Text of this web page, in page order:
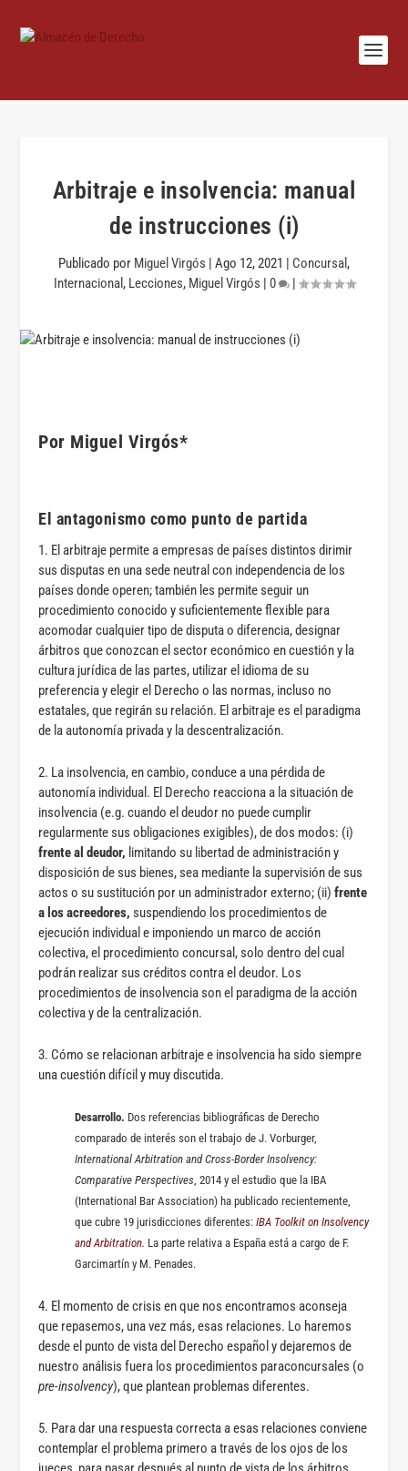
Arbitraje e insolvencia: manual
de instrucciones (i)
Publicado por Miguel Virgós | Ago 12, 2021 | Concursal ,
Internacional , Lecciones, Miguel Virgós | 0 |
Por Miguel Virgós*
El antagonismo como punto de partida
1. El arbitraje permite a empresas de países distintos dirimir
sus disputas en una sede neutral con independencia de los
países donde operen; también les permite seguir un
procedimiento conocido y suficientemente flexible para
acomodar cualquier tipo de disputa o diferencia, designar
árbitros que conozcan el sector económico en cuestión y la
cultura jurídica de las partes, utilizar el idioma de su
preferencia y elegir el Derecho o las normas, incluso no
estatales, que regirán su relación. El arbitraje es el paradigma
de la autonomía privada y la descentralización.
2. La insolvencia, en cambio, conduce a una pérdida de
autonomía individual. El Derecho reacciona a la situación de
insolvencia (e.g. cuando el deudor no puede cumplir
regularmente sus obligaciones exigibles), de dos modos: (i)
frente al deudor, limitando su libertad de administración y
disposición de sus bienes, sea mediante la supervisión de sus
actos o su sustitución por un administrador externo; (ii)frente
a los acreedores, suspendiendo los procedimientos de
ejecución individual e imponiendo un marco de acción
colectiva, el procedimiento concursal, solo dentro del cual
podrán realizar sus créditos contra el deudor. Los
procedimientos de insolvencia son el paradigma de la acción
colectiva y de la centralización.
3. Cómo se relacionan arbitraje e insolvencia ha sido siempre
una cuestión difícil y muy discutida.
Desarrollo. Dos referencias bibliográficas de Derecho
comparado de interés son el trabajo de J. Vorburger,
International Arbitration and Cross-Border Insolvency:
Comparative Perspectives, 2014 y el estudio que la IBA
(International Bar Association) ha publicado recientemente,
que cubre 19 jurisdicciones diferentes:IBA Toolkit on Insolvency
and Arbitration. La parte relativa a España está a cargo de F.
Garcimartín y M. Penades.
4. El momento de crisis en que nos encontramos aconseja
que repasemos, una vez más, esas relaciones. Lo haremos
desde el punto de vista del Derecho español y dejaremos de
nuestro análisis fuera los procedimientos paraconcursales (o
pre-insolvency), que plantean problemas diferentes.
5. Para dar una respuesta correcta a esas relaciones conviene
contemplar el problema primero a través de los ojos de los